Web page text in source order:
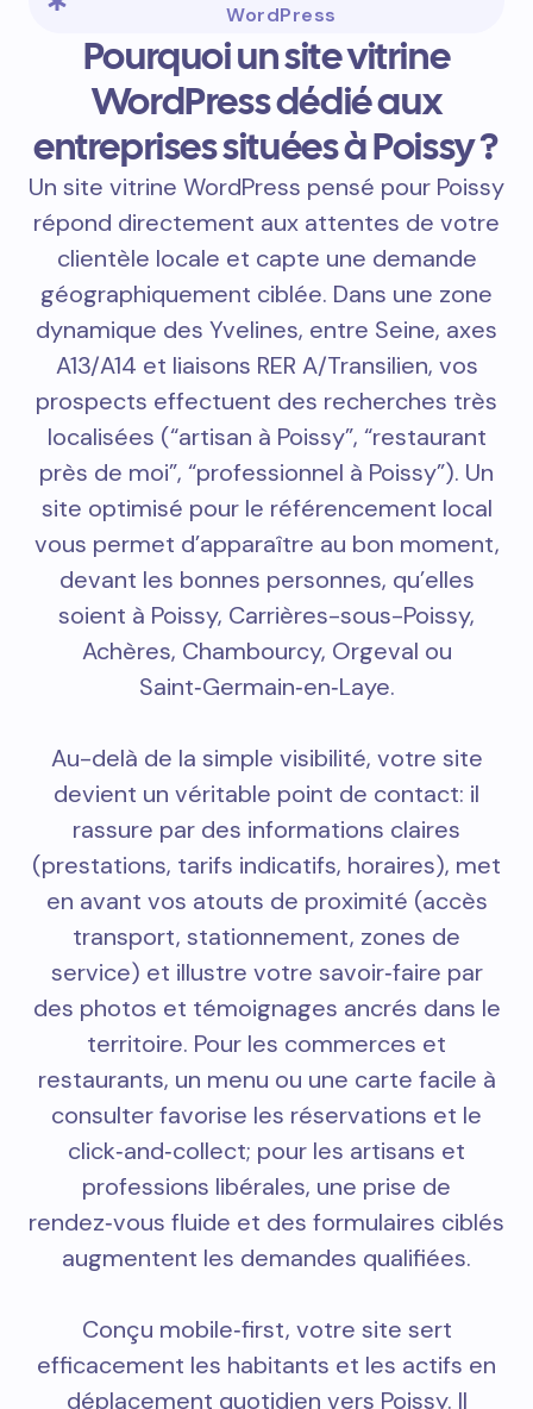
WordPress
Pourquoi un site vitrine
WordPress dédié aux
entreprises situées à Poissy ?
Un site vitrine WordPress pensé pour Poissy
répond directement aux attentes de votre
clientèle locale et capte une demande
géographiquement ciblée. Dans une zone
dynamique des Yvelines, entre Seine, axes
A13/A14 et liaisons RER A/Transilien, vos
prospects effectuent des recherches très
localisées (“artisan à Poissy”, “restaurant
près de moi”, “professionnel à Poissy”). Un
site optimisé pour le référencement local
vous permet d’apparaître au bon moment,
devant les bonnes personnes, qu’elles
soient à Poissy, Carrières-sous-Poissy,
Achères, Chambourcy, Orgeval ou
Saint‑Germain‑en‑Laye.
Au-delà de la simple visibilité, votre site
devient un véritable point de contact: il
rassure par des informations claires
(prestations, tarifs indicatifs, horaires), met
en avant vos atouts de proximité (accès
transport, stationnement, zones de
service) et illustre votre savoir‑faire par
des photos et témoignages ancrés dans le
territoire. Pour les commerces et
restaurants, un menu ou une carte facile à
consulter favorise les réservations et le
click‑and‑collect; pour les artisans et
professions libérales, une prise de
rendez‑vous fluide et des formulaires ciblés
augmentent les demandes qualifiées.
Conçu mobile‑first, votre site sert
efficacement les habitants et les actifs en
déplacement quotidien vers Poissy. Il